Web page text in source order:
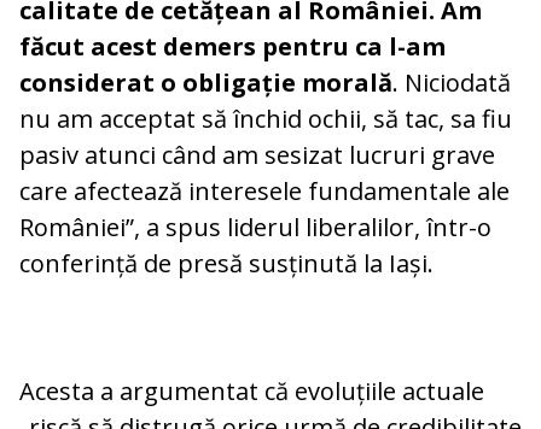
calitate de cetățean al României. Am
făcut acest demers pentru ca l-am
considerat o obligație morală. Niciodată
nu am acceptat să închid ochii, să tac, sa fiu
pasiv atunci când am sesizat lucruri grave
care afectează interesele fundamentale ale
României”, a spus liderul liberalilor, într-o
conferință de presă susținută la Iași.
Acesta a argumentat că evoluțiile actuale